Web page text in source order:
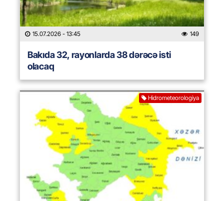
15.07.2026 - 13:45 149
Bakıda 32, rayonlarda 38 dərəcə isti
olacaq
Hidrometeorologiya